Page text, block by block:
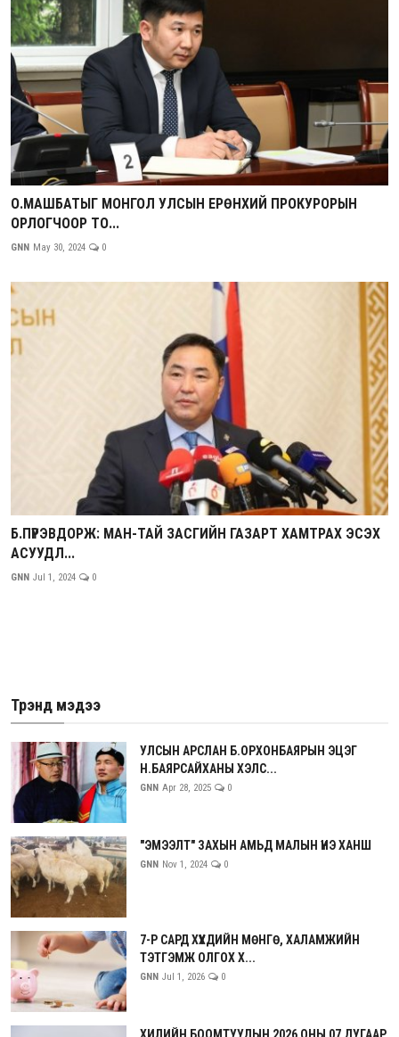
О.МАШБАТЫГ МОНГОЛ УЛСЫН ЕРӨНХИЙ ПРОКУРОРЫН
ОРЛОГЧООР ТО...
GNN May 30, 2024 0
Б.ПҮРЭВДОРЖ: МАН-ТАЙ ЗАСГИЙН ГАЗАРТ ХАМТРАХ ЭСЭХ
АСУУДЛ...
GNN Jul 1, 2024 0
Трэнд мэдээ
УЛСЫН АРСЛАН Б.ОРХОНБАЯРЫН ЭЦЭГ
Н.БАЯРСАЙХАНЫ ХЭЛС...
GNN Apr 28, 2025 0
"ЭМЭЭЛТ" ЗАХЫН АМЬД МАЛЫН ҮНЭ ХАНШ
GNN Nov 1, 2024 0
7-Р САРД ХҮҮХДИЙН МӨНГӨ, ХАЛАМЖИЙН
ТЭТГЭМЖ ОЛГОХ Х...
GNN Jul 1, 2026 0